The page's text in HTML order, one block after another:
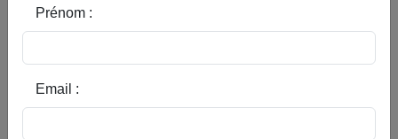
Prénom :
Email :